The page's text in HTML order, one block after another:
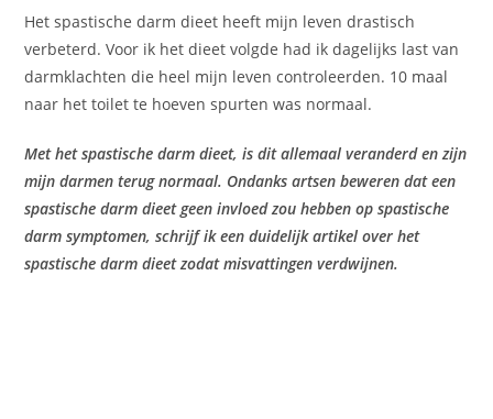
Het spastische darm dieet heeft mijn leven drastisch
verbeterd. Voor ik het dieet volgde had ik dagelijks last van
darmklachten die heel mijn leven controleerden. 10 maal
naar het toilet te hoeven spurten was normaal.
Met het spastische darm dieet, is dit allemaal veranderd en zijn
mijn darmen terug normaal. Ondanks artsen beweren dat een
spastische darm dieet geen invloed zou hebben op spastische
darm symptomen, schrijf ik een duidelijk artikel over het
spastische darm dieet zodat misvattingen verdwijnen.